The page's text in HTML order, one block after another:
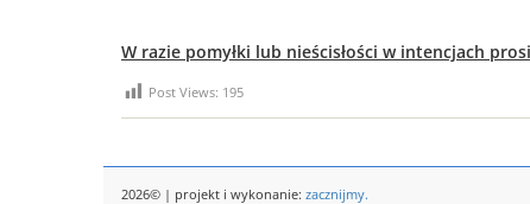
W razie pomyłki lub nieścisłości w intencjach
Post Views: 195
2026© | projekt i wykonanie: zacznijmy.